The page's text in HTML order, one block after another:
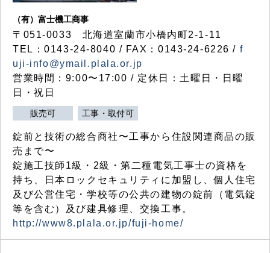
（有）富士機工商事
〒051-0033 北海道室蘭市小橋内町2-1-11
TEL：0143-24-8040 / FAX：0143-24-6226 / f
uji-info@ymail.plala.or.jp
営業時間：9:00〜17:00 / 定休日：土曜日・日曜
日・祝日
販売可 工事・取付可
錠前と技術の総合商社〜工事から住設関連商品の販
売まで〜
錠施工技師1級・2級・第二種電気工事士の資格を
持ち、日本ロックセキュリティに加盟し、個人住宅
及び公営住宅・学校等の公共の建物の錠前（電気錠
等を含む）及び建具修理、交換工事。
http://www8.plala.or.jp/fuji-home/